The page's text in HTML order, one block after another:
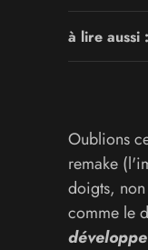
à lire aussi :
Oublions
remake
doigts,
comme le